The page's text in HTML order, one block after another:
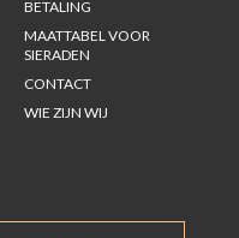
BETALING
MAATTABEL VOOR
SIERADEN
CONTACT
WIE ZIJN WIJ